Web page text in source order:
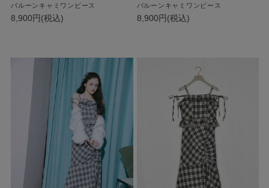
バルーンキャミワンピース
8,900円(税込)
バルーンキャミワンピース
8,900円(税込)